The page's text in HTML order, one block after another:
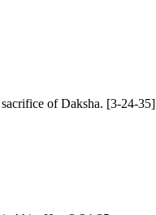
of Daksha. [3-24-35]